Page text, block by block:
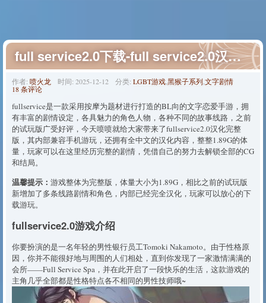
full service2.0下载-full service2.0汉化完整版下载
作者: 喷火龙 时间: 2025-12-12 分类: LGBT游戏黑猴子系列文字剧情
18 条评论
​fullservice是一款采用按摩为题材进行打造的BL向的文字恋爱手游，拥
有丰富的剧情设定，各具魅力的角色人物，各种不同的故事线路，之前
的试玩版广受好评，今天喷喷就给大家带来了fullservice2.0汉化完整
版，其内部兼容手机游玩，还拥有全中文的汉化内容，整整1.89G的体
量，玩家可以在这里经历完整的剧情，凭借自己的努力去解锁全部的CG
和结局。
温馨提示： 游戏整体为完整版，体量大小为1.89G，相比之前的试玩版
新增加了多条线路剧情和角色，内部已经完全汉化，玩家可以放心的下
载游玩。
fullservice2.0游戏介绍
你要扮演的是一名年轻的男性银行员工Tomoki Nakamoto。由于性格原
因，你并不能很好地与周围的人们相处，直到你发现了一家激情满满的
会所——Full Service Spa，并在此开启了一段快乐的生活，这款游戏的
主角几乎全部都是性格特点各不相同的男性技师哦~